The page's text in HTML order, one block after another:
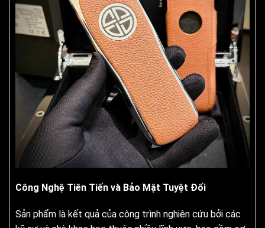
Công Nghệ Tiên Tiến và Bảo Mật Tuyệt Đối
Sản phẩm là kết quả của công trình nghiên cứu bởi các